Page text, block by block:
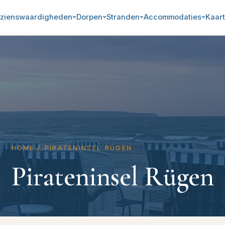
Dorpen Stranden Accommodaties Kaart
HOME / PIRATENINSEL RÜGEN
Pirateninsel Rügen